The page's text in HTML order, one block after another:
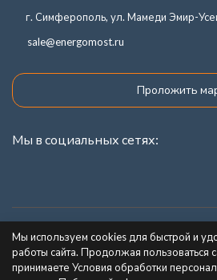
г. Симферополь, ул. Мамеди Эмир-
sale@energomost.ru
Проложить
Мы в социальных сетях:
Каталог товаров
Информация
Мы используем cookies для быстрой и
работы сайта. Продолжая пользоваться
принимаете Условия обработки